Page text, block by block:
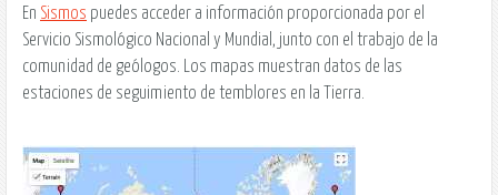
En Sismos puedes acceder a información proporcionada por el
Servicio Sismológico Nacional y Mundial, junto con el trabajo de la
comunidad de geólogos. Los mapas muestran datos de las
estaciones de seguimiento de temblores en la Tierra.